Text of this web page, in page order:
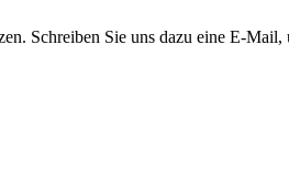
Schreiben Sie uns dazu eine E-Mail,